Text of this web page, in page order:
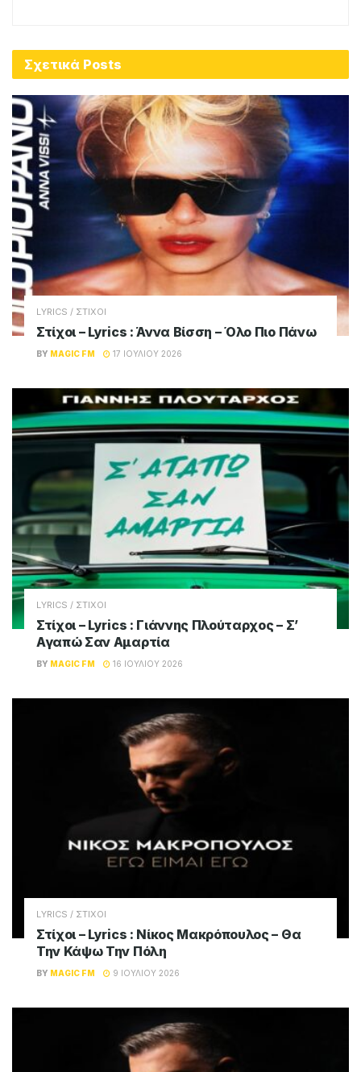
Σχετικά Posts
LYRICS / ΣΤΙΧΟΙ
Στίχοι – Lyrics : Άννα Βίσση – Όλο Πιο Πάνω
BY MAGIC FM 17 ΙΟΥΛΊΟΥ 2026
LYRICS / ΣΤΙΧΟΙ
Στίχοι – Lyrics : Γιάννης Πλούταρχος – Σ’
Αγαπώ Σαν Αμαρτία
BY MAGIC FM 16 ΙΟΥΛΊΟΥ 2026
LYRICS / ΣΤΙΧΟΙ
Στίχοι – Lyrics : Νίκος Μακρόπουλος – Θα
Την Κάψω Την Πόλη
BY MAGIC FM 9 ΙΟΥΛΊΟΥ 2026